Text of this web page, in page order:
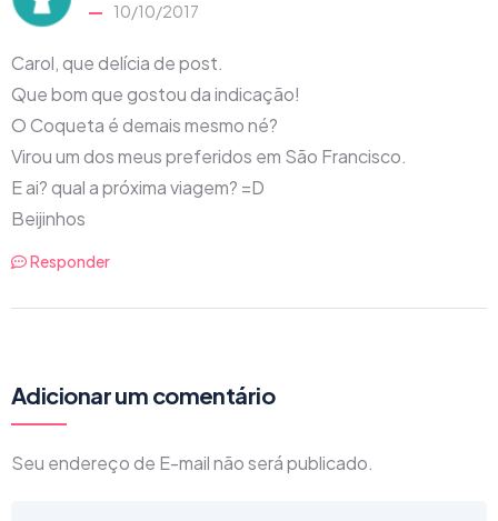
10/10/2017
Carol, que delícia de post.
Que bom que gostou da indicação!
O Coqueta é demais mesmo né?
Virou um dos meus preferidos em São Francisco.
E ai? qual a próxima viagem? =D
Beijinhos
Responder
Adicionar um comentário
Seu endereço de E-mail não será publicado.